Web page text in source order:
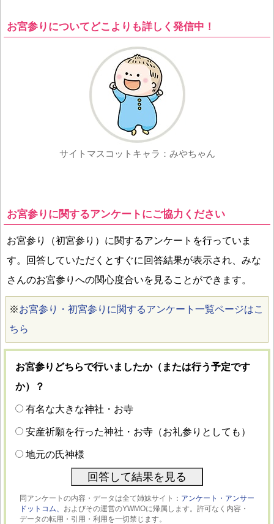
お宮参りについてどこよりも詳しく発信中！
サイトマスコットキャラ：みやちゃん
お宮参りに関するアンケートにご協力ください
お宮参り（初宮参り）に関するアンケートを行っていま
す。回答していただくとすぐに回答結果が表示され、みな
さんのお宮参りへの関心度合いを見ることができます。
※お宮参り・初宮参りに関するアンケート一覧ページはこ
ちら
お宮参りどちらで行いましたか（または行う予定です
か）？
有名な大きな神社・お寺
安産祈願を行った神社・お寺（お礼参りとしても）
地元の氏神様
同アンケートの内容・データは全て姉妹サイト： アンケート・アンサー
ドットコム、 およびその運営のYWMOに帰属します。許可なく内容・
データの転用・引用・利用を一切禁じます。